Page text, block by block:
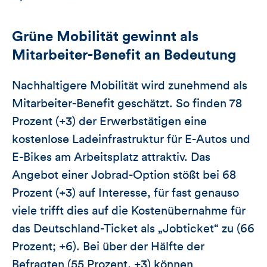
Grüne Mobilität gewinnt als
Mitarbeiter-Benefit an Bedeutung
Nachhaltigere Mobilität wird zunehmend als
Mitarbeiter-Benefit geschätzt. So finden 78
Prozent (+3) der Erwerbstätigen eine
kostenlose Ladeinfrastruktur für E-Autos und
E-Bikes am Arbeitsplatz attraktiv. Das
Angebot einer Jobrad-Option stößt bei 68
Prozent (+3) auf Interesse, für fast genauso
viele trifft dies auf die Kostenübernahme für
das Deutschland-Ticket als „Jobticket“ zu (66
Prozent; +6). Bei über der Hälfte der